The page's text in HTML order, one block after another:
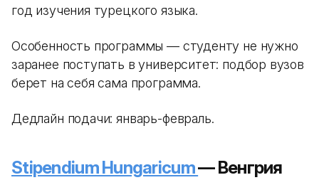
год изучения турецкого языка.
Особенность программы — студенту не нужно
заранее поступать в университет: подбор вузов
берет на себя сама программа.
Дедлайн подачи: январь-февраль.
Stipendium Hungaricum— Венгрия